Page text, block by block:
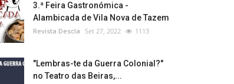
3.ª Feira Gastronómica -
Alambicada de Vila Nova de Tazem
Revista Descla Set 27, 2022 1113
"Lembras-te da Guerra Colonial?"
no Teatro das Beiras,...